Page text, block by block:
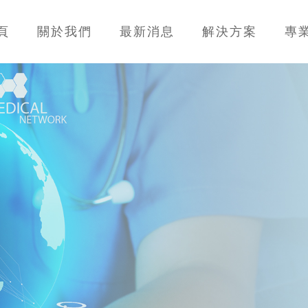
關於我們 最新消息 解決方案 專